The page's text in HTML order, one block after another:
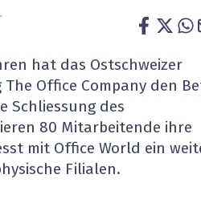
Gesundheit wird digital
Blockchain
EU-DSGVO
XaaS, Managed Services &
Digital Banking
hat das Ostschweizer
Office Company den
Schliessung des
80 Mitarbeitende ihre
mit Office World ein
Filialen.